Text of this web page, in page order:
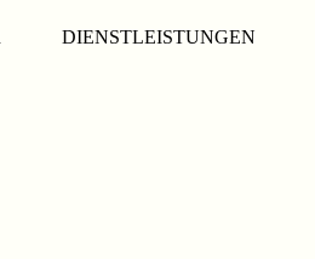
DIENSTLEISTUNGEN